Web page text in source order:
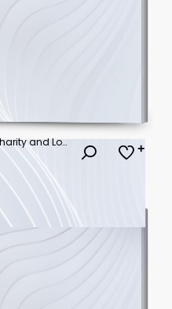
Hands Holding Heart Icon Set, Charity and Love Symbol in Different Styles